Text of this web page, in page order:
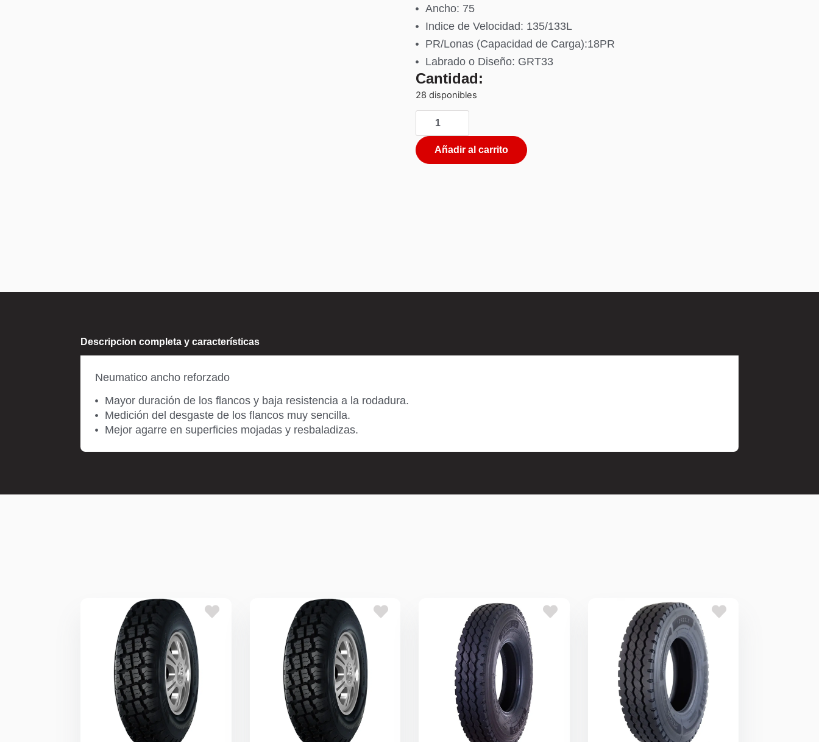
Ancho: 75
Indice de Velocidad: 135/133L
PR/Lonas (Capacidad de Carga):18PR
Labrado o Diseño: GRT33
Cantidad:
28 disponibles
Añadir al carrito
Descripcion completa y características
Neumatico ancho reforzado
Mayor duración de los flancos y baja resistencia a la rodadura.
Medición del desgaste de los flancos muy sencilla.
Mejor agarre en superficies mojadas y resbaladizas.